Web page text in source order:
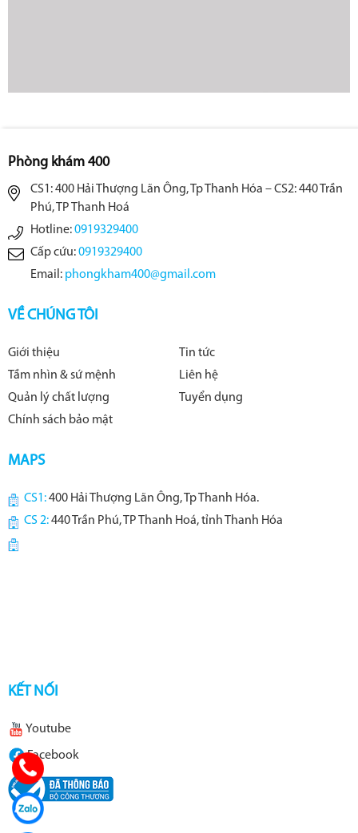
Phòng khám 400
CS1: 400 Hải Thượng Lãn Ông, Tp Thanh Hóa – CS2: 440 Trần
Phú, TP Thanh Hoá
Hotline:0919329400
Cấp cứu:0919329400
Email: phongkham400@gmail.com
VỀ CHÚNG TÔI
Giới thiệu
Tin tức
Tầm nhìn & sứ mệnh
Liên hệ
Quản lý chất lượng
Tuyển dụng
Chính sách bảo mật
MAPS
CS1:400 Hải Thượng Lãn Ông, Tp Thanh Hóa.
CS 2:440 Trần Phú, TP Thanh Hoá, tỉnh Thanh Hóa
KẾT NỐI
Youtube
Facebook